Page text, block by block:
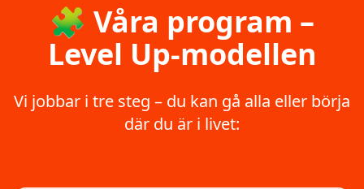
🧩 Våra program –
Level Up-modellen
Vi jobbar i tre steg – du kan gå alla eller börja
där du är i livet: